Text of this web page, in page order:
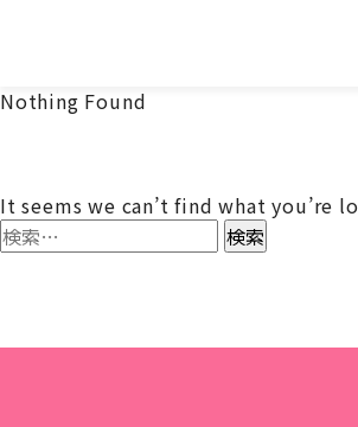
Nothing Found
It seems we can’t find what you’re
検
索: